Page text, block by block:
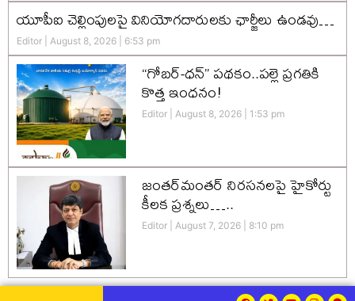
యూపీఐ చెల్లింపులపై వినియోగదారులకు ఛార్జీలు ఉండవు…
Editor August 8, 2026 6:53 pm
“గోబర్-ధన్” పథకం..పల్లె ప్రగతికి
కొత్త ఇంధనం!
Editor August 8, 2026 1:53 pm
జంతర్‌మంతర్ నిరసనలపై హైకోర్టు
కీలక ప్రశ్నలు…..
Editor August 7, 2026 8:10 pm